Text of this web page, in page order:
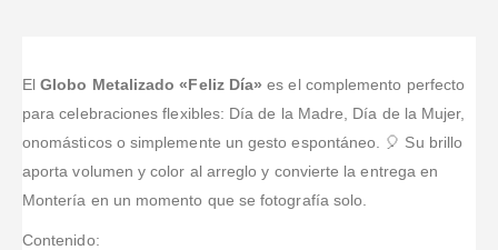
ElGlobo Metalizado «Feliz Día» es el complemento perfecto
para celebraciones flexibles: Día de la Madre, Día de la Mujer,
onomásticos o simplemente un gesto espontáneo. 🎈 Su brillo
aporta volumen y color al arreglo y convierte la entrega en
Montería en un momento que se fotografía solo.
Contenido: